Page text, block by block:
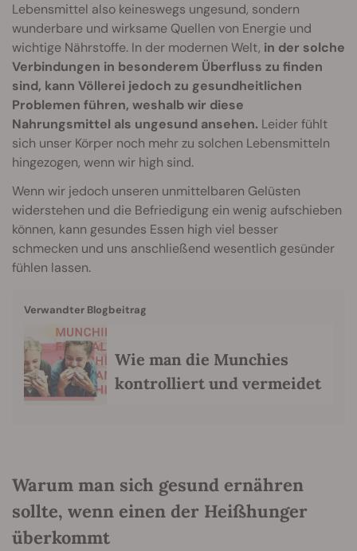
Lebensmittel also keineswegs ungesund, sondern
wunderbare und wirksame Quellen von Energie und
wichtige Nährstoffe. In der modernen Welt, in der solche
Verbindungen in besonderem Überfluss zu finden
sind, kann Völlerei jedoch zu gesundheitlichen
Problemen führen, weshalb wir diese
Nahrungsmittel als ungesund ansehen. Leider fühlt
sich unser Körper noch mehr zu solchen Lebensmitteln
hingezogen, wenn wir high sind.
Wenn wir jedoch unseren unmittelbaren Gelüsten
widerstehen und die Befriedigung ein wenig aufschieben
können, kann gesundes Essen high viel besser
schmecken und uns anschließend wesentlich gesünder
fühlen lassen.
Verwandter Blogbeitrag
Wie man die Munchies
kontrolliert und vermeidet
Warum man sich gesund ernähren
sollte, wenn einen der Heißhunger
überkommt